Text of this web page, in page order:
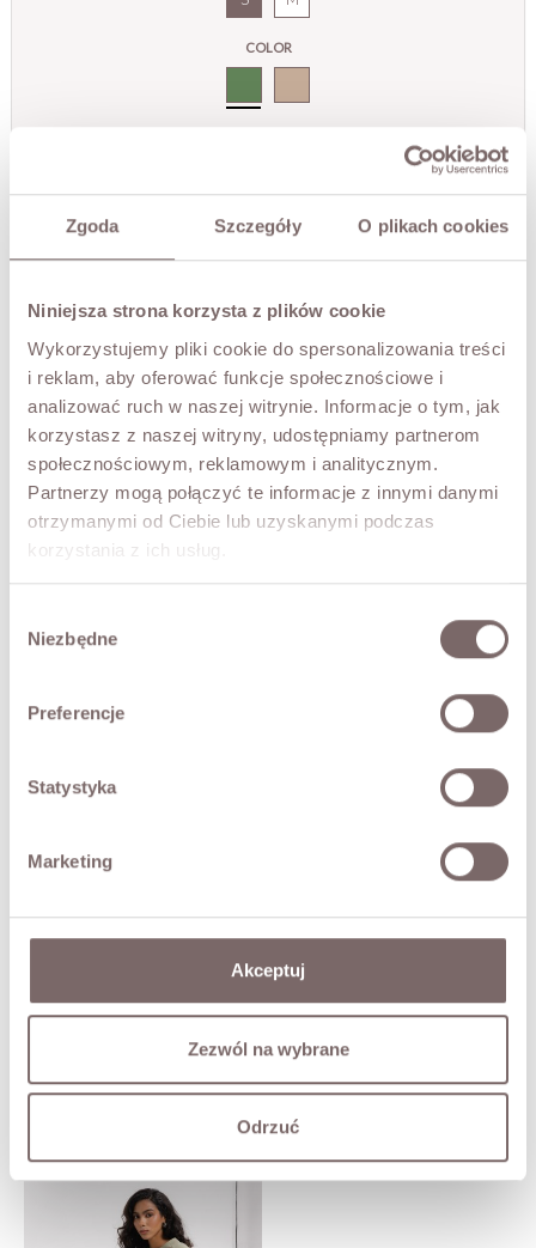
Zgoda Szczegóły O plikach cookies
Niniejsza strona korzysta z plików cookie
Wykorzystujemy pliki cookie do spersonalizowania treści
i reklam, aby oferować funkcje społecznościowe i
analizować ruch w naszej witrynie. Informacje o tym, jak
korzystasz z naszej witryny, udostępniamy partnerom
społecznościowym, reklamowym i analitycznym.
Partnerzy mogą połączyć te informacje z innymi danymi
otrzymanymi od Ciebie lub uzyskanymi podczas
korzystania z ich usług.
zgody
Niezbędne
Preferencje
Statystyka
Marketing
Akceptuj
Zezwól na wybrane
Odrzuć
COLOR
TRY IT ON VIRTUALLY
Wide-leg trousers that combine comfort with a modern
design. Made of soft fabric, they fit perfectly and allow for
ease of movement.
The high waist and adjustable drawstring waistband allow
for a custom fit, while the straight leg design visually
elongates the legs.
– wide, straight leg
– high waist
Model is 173 cm tall and is wearing size S
FABRIC / ADDITIONAL INFORMATION